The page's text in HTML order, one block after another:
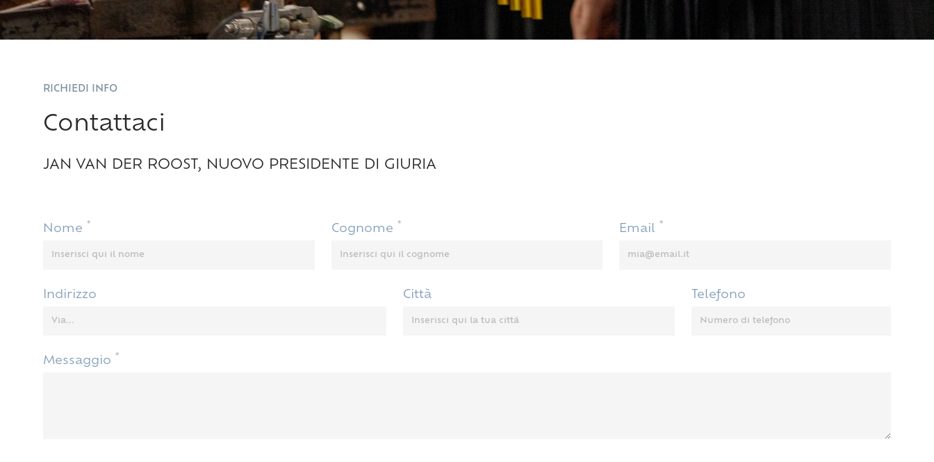
RICHIEDI INFO
Contattaci
JAN VAN DER ROOST, NUOVO PRESIDENTE DI GIURIA
Nome * Cognome * Email *
Indirizzo Città Telefono
Messaggio *